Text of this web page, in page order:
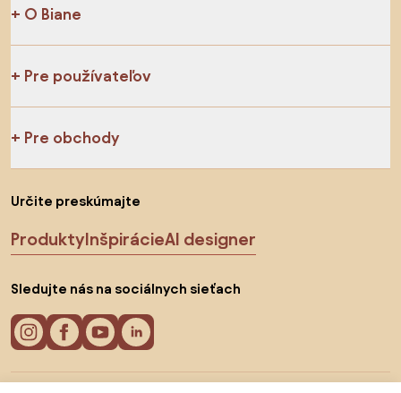
O Biane
Pre používateľov
Pre obchody
Určite preskúmajte
ProduktyInšpirácieAI designer
Sledujte nás na sociálnych sieťach